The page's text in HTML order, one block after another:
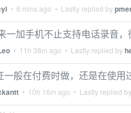
• 6 mins ago • Lastly replied by
一加手机不止支持电话录音
• 11h 38m ago • Lastly replied by
一般在付费时做，还是在使用
• 10h 16m ago • Lastly replied by